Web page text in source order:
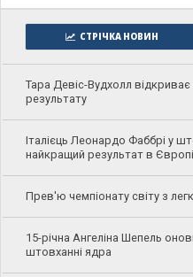
СТРІЧКА НОВИН
Тара Девіс-Вудхолл
результату
Італієць Леонардо Фаббрі у
найкращий результат в
Прев'ю чемпіонату світу з
15-річна Ангеліна Шепель
штовханні ядра